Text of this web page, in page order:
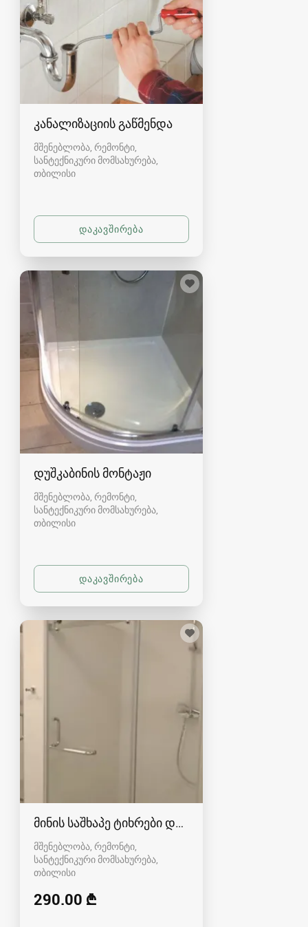
კანალიზაციის გაწმენდა
მშენებლობა, რემონტი,
სანტექნიკური მომსახურება
თბილისი
დუშკაბინის მონტაჟი
მშენებლობა, რემონტი,
სანტექნიკური მომსახურება
თბილისი
მინის საშხაპე ტიხრები და კაბინები
მშენებლობა, რემონტი,
სანტექნიკური მომსახურება
თბილისი
290.00 ₾